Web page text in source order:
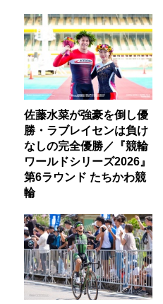
佐藤水菜が強豪を倒し優
勝・ラブレイセンは負け
なしの完全優勝／『競輪
ワールドシリーズ2026』
第6ラウンド たちかわ競
輪